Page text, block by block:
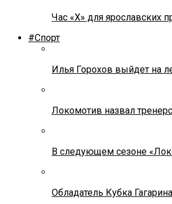
Час «Х» для ярославских
#Спорт
Илья Горохов выйдет на
Локомотив назвал
В следующем сезоне
Обладатель Кубка